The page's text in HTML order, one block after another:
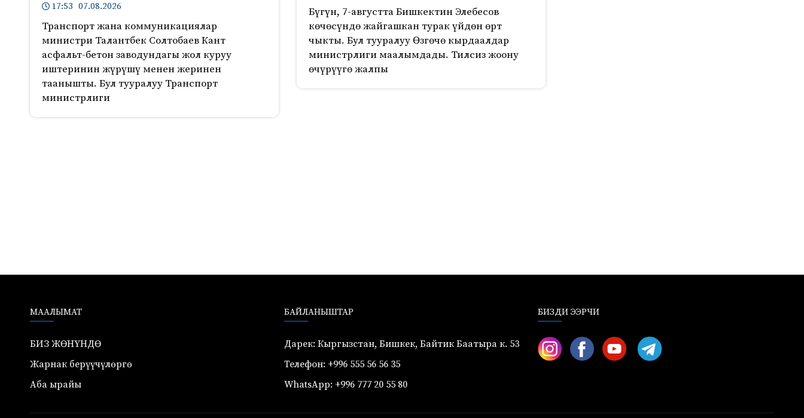
17:53 07.08.2026
Транспорт жана коммуникациялар
министри Талантбек Солтобаев Кант
асфальт-бетон заводундагы жол куруу
иштеринин жүрүшү менен жеринен
таанышты. Бул тууралуу Транспорт
министрлиги
Бүгүн, 7-августта Бишкектин Элебесов
көчөсүндө жайгашкан турак үйдөн өрт
чыкты. Бул тууралуу Өзгөчө кырдаалдар
министрлиги маалымдады. Тилсиз жоону
өчүрүүгө жалпы
МААЛЫМАТ
БИЗ ЖӨНҮНДӨ
Жарнак берүүчүлөргө
Аба ырайы
БАЙЛАНЫШТАР
Дарек: Кыргызстан, Бишкек, Байтик Баатыра к. 53
Телефон: +996 555 56 56 35
WhatsApp: +996 777 20 55 80
БИЗДИ ЭЭРЧИ